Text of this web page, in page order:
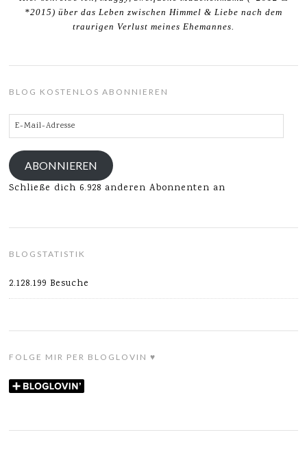
*2015) über das Leben zwischen Himmel & Liebe nach dem
traurigen Verlust meines Ehemannes.
BLOG KOSTENLOS ABONNIEREN
E-
Mail-
Adresse
ABONNIEREN
Schließe dich 6.928 anderen Abonnenten an
BLOGSTATISTIK
2.128.199 Besuche
FOLGE MIR PER BLOGLOVIN ♥